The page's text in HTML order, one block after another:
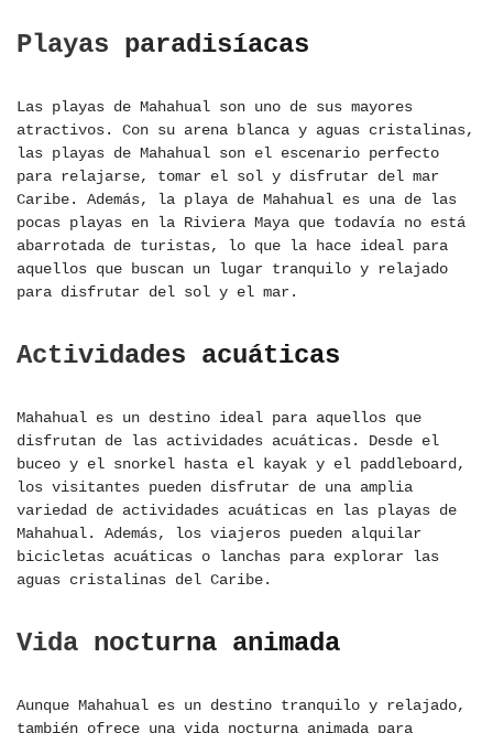
Playas paradisíacas
Las playas de Mahahual son uno de sus mayores
atractivos. Con su arena blanca y aguas cristalinas,
las playas de Mahahual son el escenario perfecto
para relajarse, tomar el sol y disfrutar del mar
Caribe. Además, la playa de Mahahual es una de las
pocas playas en la Riviera Maya que todavía no está
abarrotada de turistas, lo que la hace ideal para
aquellos que buscan un lugar tranquilo y relajado
para disfrutar del sol y el mar.
Actividades acuáticas
Mahahual es un destino ideal para aquellos que
disfrutan de las actividades acuáticas. Desde el
buceo y el snorkel hasta el kayak y el paddleboard,
los visitantes pueden disfrutar de una amplia
variedad de actividades acuáticas en las playas de
Mahahual. Además, los viajeros pueden alquilar
bicicletas acuáticas o lanchas para explorar las
aguas cristalinas del Caribe.
Vida nocturna animada
Aunque Mahahual es un destino tranquilo y relajado,
también ofrece una vida nocturna animada para